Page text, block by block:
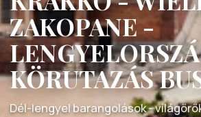
ZAKOPANE -
KÖRUTAZÁS
Dél-lengyel barangolások -